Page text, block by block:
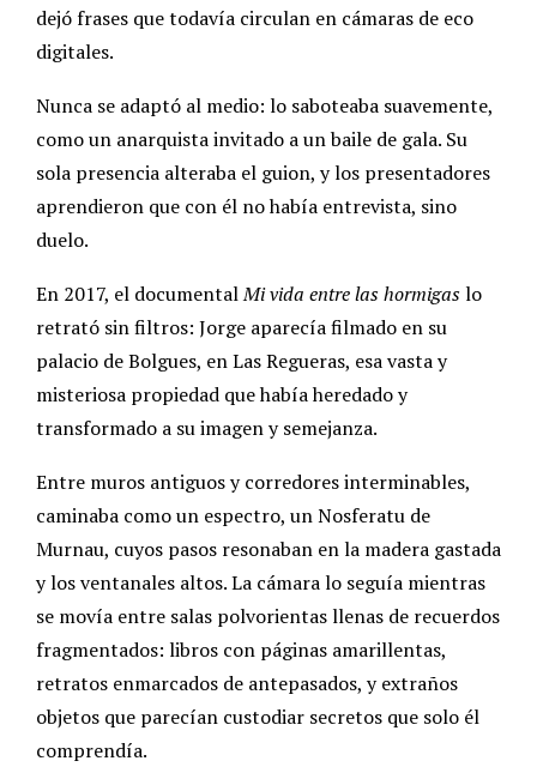
dejó frases que todavía circulan en cámaras de eco
digitales.
Nunca se adaptó al medio: lo saboteaba suavemente,
como un anarquista invitado a un baile de gala. Su
sola presencia alteraba el guion, y los presentadores
aprendieron que con él no había entrevista, sino
duelo.
En 2017, el documentalMi vida entre las hormigaslo
retrató sin filtros: Jorge aparecía filmado en su
palacio de Bolgues, en Las Regueras, esa vasta y
misteriosa propiedad que había heredado y
transformado a su imagen y semejanza.
Entre muros antiguos y corredores interminables,
caminaba como un espectro, un Nosferatu de
Murnau, cuyos pasos resonaban en la madera gastada
y los ventanales altos. La cámara lo seguía mientras
se movía entre salas polvorientas llenas de recuerdos
fragmentados: libros con páginas amarillentas,
retratos enmarcados de antepasados, y extraños
objetos que parecían custodiar secretos que solo él
comprendía.